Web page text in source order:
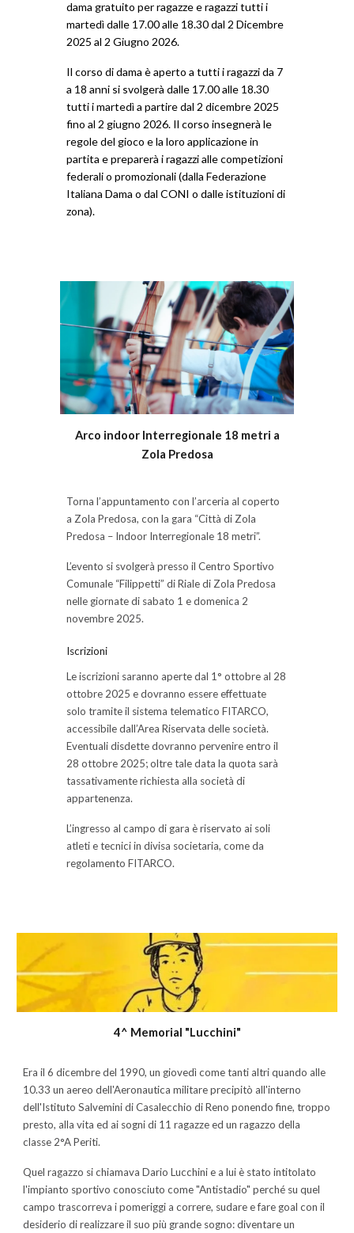
dama gratuito per ragazze e ragazzi tutti i
martedì dalle 17.00 alle 18.30 dal 2 Dicembre
2025 al 2 Giugno 2026.
Il corso di dama è aperto a tutti i ragazzi da 7
a 18 anni si svolgerà dalle 17.00 alle 18.30
tutti i martedì a partire dal 2 dicembre 2025
fino al 2 giugno 2026. Il corso insegnerà le
regole del gioco e la loro applicazione in
partita e preparerà i ragazzi alle competizioni
federali o promozionali (dalla Federazione
Italiana Dama o dal CONI o dalle istituzioni di
zona).
Arco indoor Interregionale 18 metri a
Zola Predosa
Torna l’appuntamento con l’arceria al coperto
a Zola Predosa, con la gara “Città di Zola
Predosa – Indoor Interregionale 18 metri”.
L’evento si svolgerà presso il Centro Sportivo
Comunale “Filippetti” di Riale di Zola Predosa
nelle giornate di sabato 1 e domenica 2
novembre 2025.
Iscrizioni
Le iscrizioni saranno aperte dal 1° ottobre al 28
ottobre 2025 e dovranno essere effettuate
solo tramite il sistema telematico FITARCO,
accessibile dall’Area Riservata delle società.
Eventuali disdette dovranno pervenire entro il
28 ottobre 2025; oltre tale data la quota sarà
tassativamente richiesta alla società di
appartenenza.
L’ingresso al campo di gara è riservato ai soli
atleti e tecnici in divisa societaria, come da
regolamento FITARCO.
4^ Memorial "Lucchini"
Era il 6 dicembre del 1990, un giovedì come tanti altri quando alle
10.33 un aereo dell'Aeronautica militare precipitò all'interno
dell'Istituto Salvemini di Casalecchio di Reno ponendo fine, troppo
presto, alla vita ed ai sogni di 11 ragazze ed un ragazzo della
classe 2°A Periti.
Quel ragazzo si chiamava Dario Lucchini e a lui è stato intitolato
l'impianto sportivo conosciuto come "Antistadio" perché su quel
campo trascorreva i pomeriggi a correre, sudare e fare goal con il
desiderio di realizzare il suo più grande sogno: diventare un